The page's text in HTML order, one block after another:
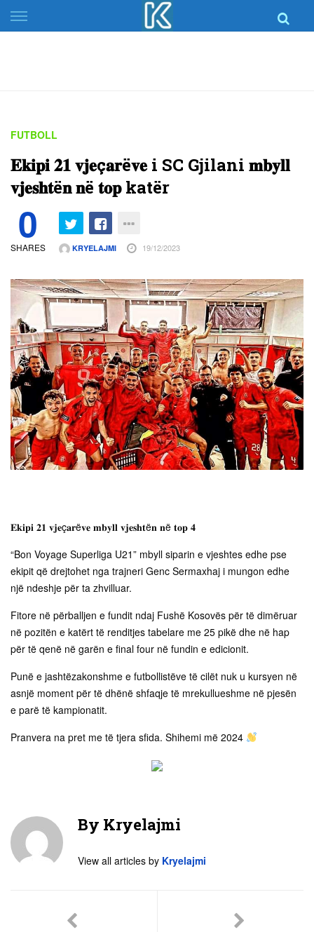
Skip
to
FUTBOLL
𝐄𝐤𝐢𝐩𝐢 𝟐𝟏 𝐯𝐣𝐞ç𝐚𝐫ë𝐯𝐞 i SC Gjilani 𝐦𝐛𝐲𝐥𝐥
𝐯𝐣𝐞𝐬𝐡𝐭ë𝐧 𝐧ë 𝐭𝐨𝐩 katër
0
SHARES KRYELAJMI 19/12/2023
𝐄𝐤𝐢𝐩𝐢 𝟐𝟏 𝐯𝐣𝐞ç𝐚𝐫ë𝐯𝐞 𝐦𝐛𝐲𝐥𝐥 𝐯𝐣𝐞𝐬𝐡𝐭ë𝐧 𝐧ë 𝐭𝐨𝐩 𝟒
“Bon Voyage Superliga U21” mbyll siparin e vjeshtes edhe pse
ekipit që drejtohet nga trajneri Genc Sermaxhaj i mungon edhe
një ndeshje për ta zhvilluar.
Fitore në përballjen e fundit ndaj Fushë Kosovës për të dimëruar
në pozitën e katërt të renditjes tabelare me 25 pikë dhe në hap
për të qenë në garën e final four në fundin e edicionit.
Punë e jashtëzakonshme e futbollistëve të cilët nuk u kursyen në
asnjë moment për të dhënë shfaqje të mrekullueshme në pjesën
e parë të kampionatit.
Pranvera na pret me të tjera sfida. Shihemi më 2024
By Kryelajmi
View all articles by Kryelajmi